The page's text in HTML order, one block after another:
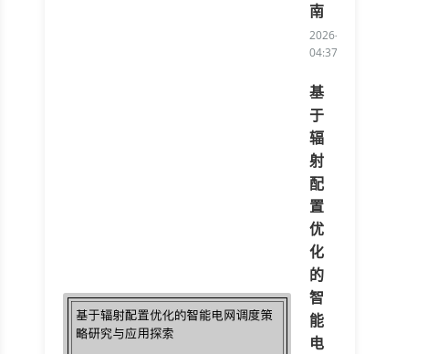
南
2026-08-07
04:37:20/li>
基
于
辐
射
配
置
优
化
的
智
能
电